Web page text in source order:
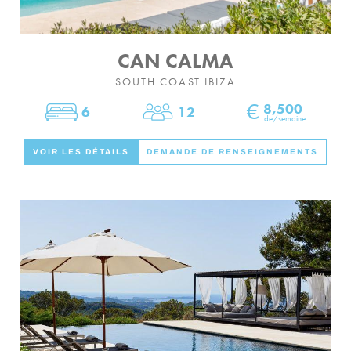
CAN CALMA
SOUTH COAST IBIZA
Chambres
6 Dormir12 € 8,500
de/semaine
VOIR LES DÉTAILS DEMANDE DE RENSEIGNEMENTS